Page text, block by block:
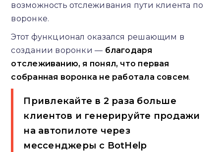
возможность отслеживания пути клиента по
воронке.
Этот функционал оказался решающим в
создании воронки — благодаря
отслеживанию, я понял, что первая
собранная воронка не работала совсем.
Привлекайте в 2 раза больше
клиентов и генерируйте продажи
на автопилоте через
мессенджеры c BotHelp